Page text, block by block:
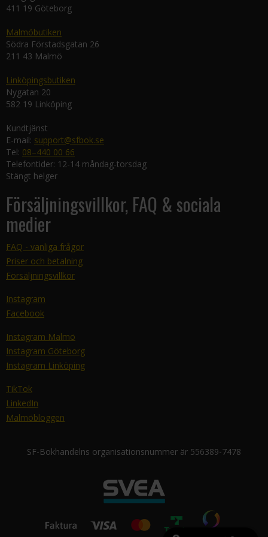
411 19 Göteborg
Malmöbutiken
Södra Förstadsgatan 26
211 43 Malmö
Linköpingsbutiken
Nygatan 20
582 19 Linköping
Kundtjänst
E-mail: support@sfbok.se
Tel: 08–440 00 66
Telefontider: 12-14 måndag-torsdag
Stängt helger
Försäljningsvillkor, FAQ & sociala
medier
FAQ - vanliga frågor
Priser och betalning
Försäljningsvillkor
Instagram
Facebook
Instagram Malmö
Instagram Göteborg
Instagram Linköping
TikTok
LinkedIn
Malmöbloggen
SF-Bokhandelns organisationsnummer är 556389-7478